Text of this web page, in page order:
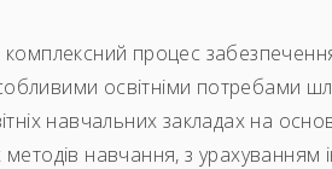
процес
освітніми потребами
навчальних закладах на
навчання, з урахуванням